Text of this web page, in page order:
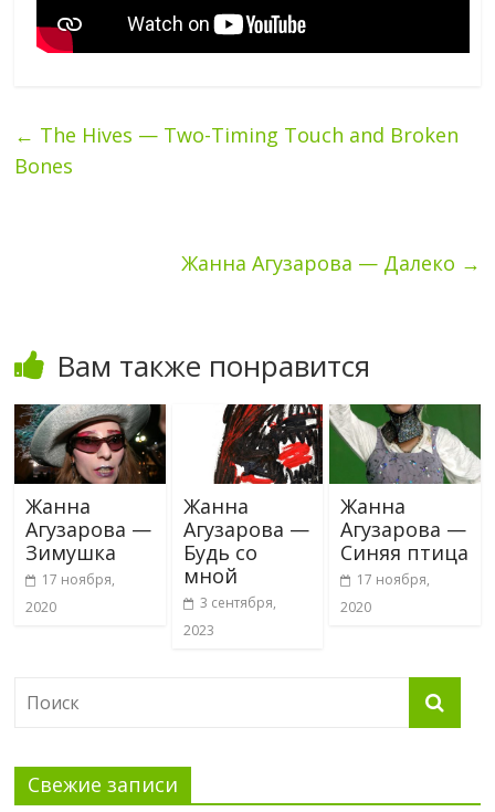
← The Hives — Two-Timing Touch and Broken
Bones
Жанна Агузарова — Далеко →
Вам также понравится
Жанна
Агузарова —
Зимушка
17 ноября,
2020
Жанна
Агузарова —
Будь со
мной
3 сентября,
2023
Жанна
Агузарова —
Синяя птица
17 ноября,
2020
Свежие записи